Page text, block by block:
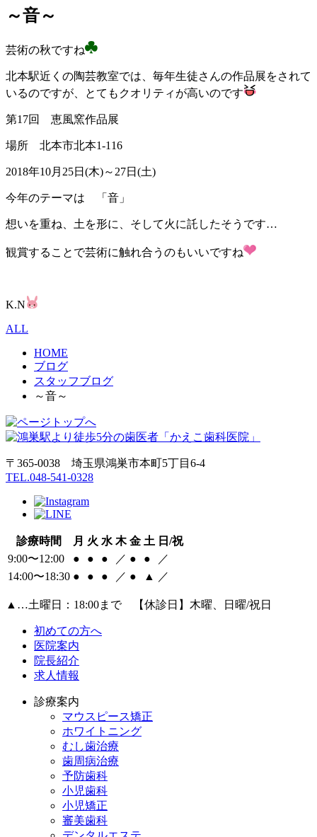
～音～
芸術の秋ですね
北本駅近くの陶芸教室では、毎年生徒さんの作品展をされて
いるのですが、とてもクオリティが高いのです
第17回 恵風窯作品展
場所 北本市北本1-116
2018年10月25日(木)～27日(土)
今年のテーマは 「音」
想いを重ね、土を形に、そして火に託したそうです…
観賞することで芸術に触れ合うのもいいですね
K.N
ALL
HOME
ブログ
スタッフブログ
～音～
〒365-0038 埼玉県鴻巣市本町5丁目6‐4
TEL.048-541-0328
診療時間 月 火 水 木 金 土 日/祝
9:00〜12:00
● ● ● ／ ● ●
／
14:00〜18:30 ● ● ● ／ ● ▲ ／
▲ …土曜日：18:00まで 【休診日】木曜、日曜/祝日
初めての方へ
医院案内
院長紹介
求人情報
診療案内
マウスピース矯正
ホワイトニング
むし歯治療
歯周病治療
予防歯科
小児歯科
小児矯正
審美歯科